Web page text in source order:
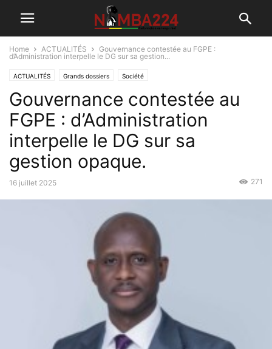
Home ACTUALITÉS
Gouvernance contestée au FGPE :
d’Administration interpelle le DG sur sa gestion...
ACTUALITÉS Grands dossiers Société
Gouvernance contestée au
FGPE : d’Administration
interpelle le DG sur sa
gestion opaque.
16 juillet 2025 271